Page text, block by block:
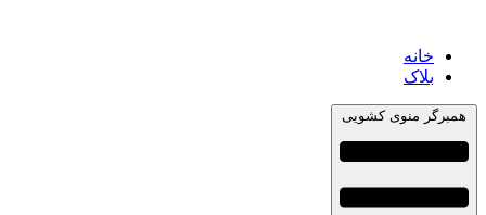
خانه
بلاک
همبرگر منوی کشویی